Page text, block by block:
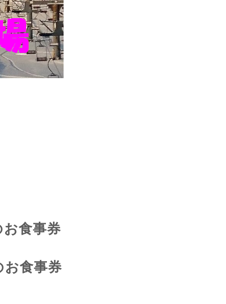
食事券
食事券